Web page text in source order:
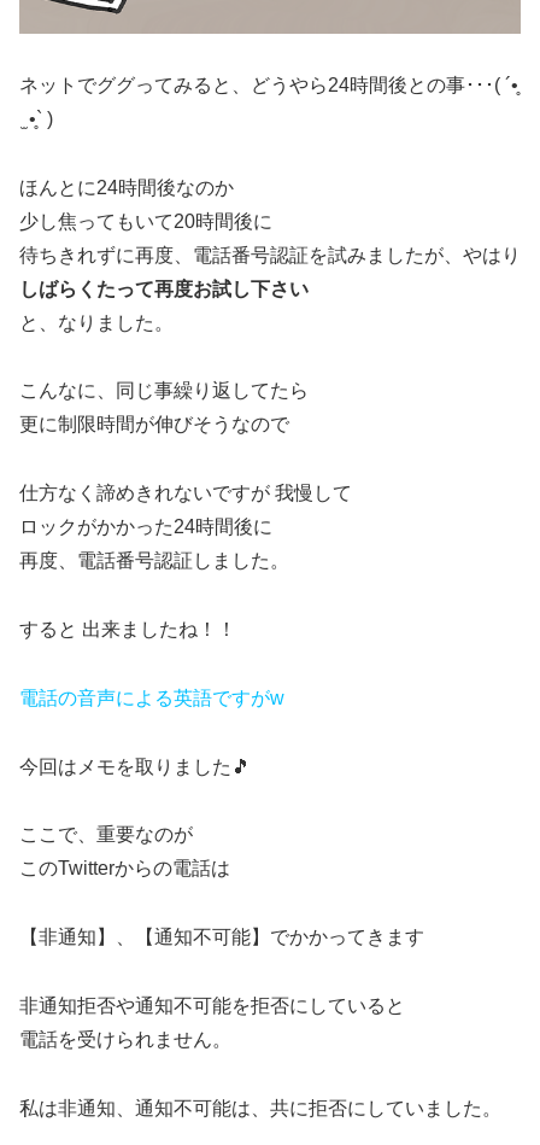
ネットでググってみると、どうやら24時間後との事･･･‪( ´•̥
̫ •̥` )‬
ほんとに24時間後なのか
少し焦ってもいて20時間後に
待ちきれずに再度、電話番号認証を試みましたが、やはり
しばらくたって再度お試し下さい
と、なりました。
こんなに、同じ事繰り返してたら
更に制限時間が伸びそうなので
仕方なく諦めきれないですが 我慢して
ロックがかかった24時間後に
再度、電話番号認証しました。
すると 出来ましたね！！
電話の音声による英語ですがw
今回はメモを取りました🎵
ここで、重要なのが
このTwitterからの電話は
【非通知】、【通知不可能】でかかってきます
非通知拒否や通知不可能を拒否にしていると
電話を受けられません。
私は非通知、通知不可能は、共に拒否にしていました。